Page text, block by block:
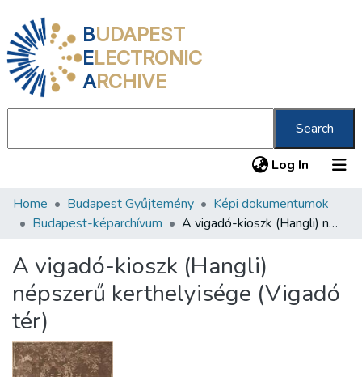
BUDAPEST
ELECTRONIC
ARCHIVE
Search
Log In (current)
Communities & Collections
Statistics
About us
Home Budapest Gyűjtemény
Képi dokumentumok
Budapest-képarchívum
A vigadó-kioszk (Hangli) népszerű kerthelyisége (Vigadó tér)
A vigadó-kioszk (Hangli)
népszerű kerthelyisége (Vigadó
tér)